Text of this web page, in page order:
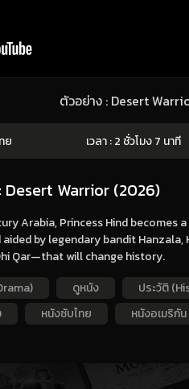
ตัวอย่าง : Desert
ย เวลา : 2 ชั่วโมง 7 นาที
Desert Warrior (2026)
Arabia, Princess Hind becomes
aided by legendary bandit
Qar—that will change history.
ดูหนัง ประวัติ
หนังซับไทย หนังอเมริกัน